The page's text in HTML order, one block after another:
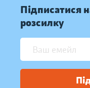
Підписатися
розсилку